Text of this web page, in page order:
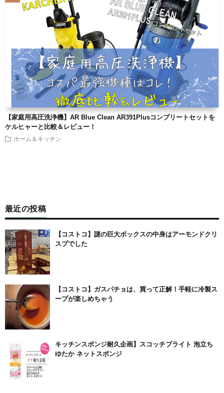
【家庭用高圧洗浄機】AR Blue Clean AR391Plusコンプリートセットを
ケルヒャーと比較＆レビュー！
ホーム＆キッチン
最近の投稿
【コストコ】謎の巨大ボックスの中身はアーモンドクリ
スプでした
【コストコ】ガスパチョは、買って正解！手軽に冷製ス
ープが楽しめちゃう
キッチンスポンジ耐久企画】スコッチブライト 泡立ち
ゆたか ネットスポンジ